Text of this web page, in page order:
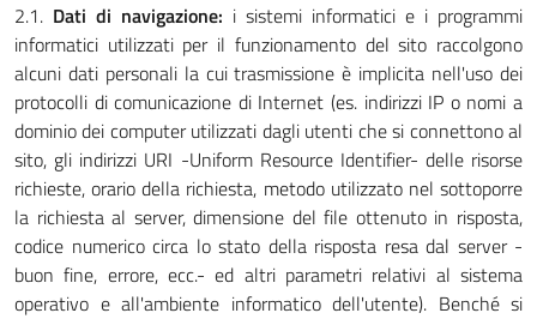
2.1. Dati di navigazione: i sistemi informatici e i programmi
informatici utilizzati per il funzionamento del sito raccolgono
alcuni dati personali la cui trasmissione è implicita nell'uso dei
protocolli di comunicazione di Internet (es. indirizzi IP o nomi a
dominio dei computer utilizzati dagli utenti che si connettono al
sito, gli indirizzi URI -Uniform Resource Identifier- delle risorse
richieste, orario della richiesta, metodo utilizzato nel sottoporre
la richiesta al server, dimensione del file ottenuto in risposta,
codice numerico circa lo stato della risposta resa dal server -
buon fine, errore, ecc.- ed altri parametri relativi al sistema
operativo e all'ambiente informatico dell'utente). Benché si